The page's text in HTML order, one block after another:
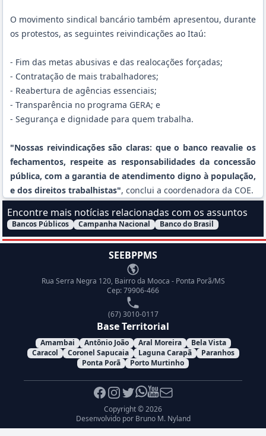
O movimento sindical bancário também apresentou, durante
os protestos, as seguintes reivindicações ao Itaú:
- Fim das metas abusivas e das realocações forçadas;
- Contratação de mais trabalhadores;
- Reabertura de agências essenciais;
- Transparência no programa GERA; e
- Segurança e dignidade para quem trabalha.
"Nossas reivindicações são claras: que o banco reavalie os
fechamentos, respeite as responsabilidades da concessão
pública, com a garantia de atendimento digno à população,
e dos direitos trabalhistas", conclui a coordenadora da COE.
Encontre mais notícias relacionadas com os assuntos
Filtrar Notícias pelo assunto:
Bancos Públicos Campanha Nacional Banco do Brasil
SEEBPPMS
Endereço
Rua Serra Negra 120, Bairro da Mooca - Ponta Porã/MS
Cep: 79906-466
Telefone
(67) 3010-0117
Base Territorial
Amambai Antônio João Aral Moreira
Bela Vista
Caracol
Coronel Sapucaia Laguna Carapã
Paranhos
Ponta Porã
Porto Murtinho
Facebook
Instagram
Twitter
Whatsapp
Youtube
E-mail
Copyright © 2026
Desenvolvido por Bruno M. Nyland